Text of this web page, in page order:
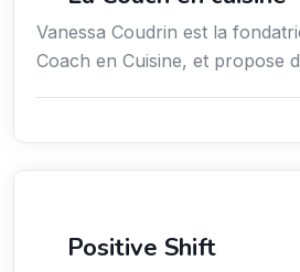
Vanessa Coudrin est la
Coach en Cuisine, et propose
Positive Shift